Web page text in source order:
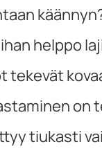
helppo
tekevät
on
tiukasti